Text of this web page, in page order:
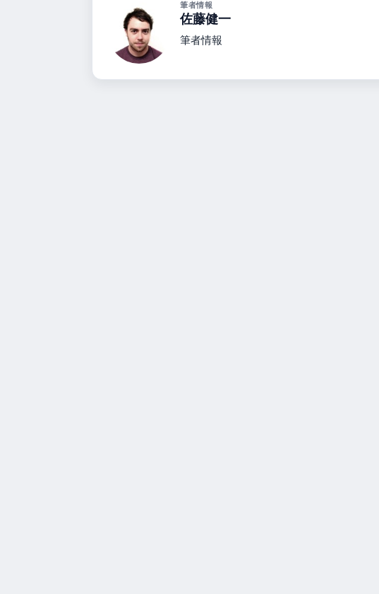
筆者情報
佐藤健一
筆者情報